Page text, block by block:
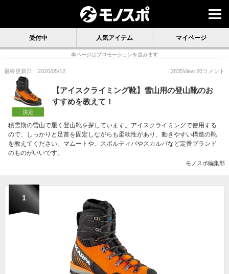
受付中 人気アイテム マイページ
本ページはプロモーションを含みます
最終更新日：2026/05/12 2835View 20コメント
決定
【アイスクライミング靴】雪山用の登山靴のお
すすめを教えて！
積雪期の雪山で履く登山靴を探しています。アイスクライミングで使用する
ので、しっかりと足首を固定しながらも柔軟性があり、動きやすい構造の靴
を教えてください。マムートや、スポルティバやスカルパなど定番ブランド
のものがいいです。
モノスポ編集部
1